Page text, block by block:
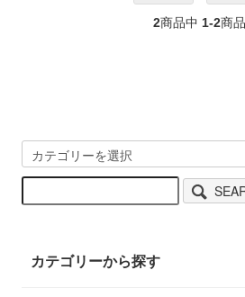
2商品中 1-2商品
カテゴリーから探す